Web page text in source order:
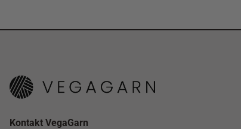
Kontakt VegaGarn